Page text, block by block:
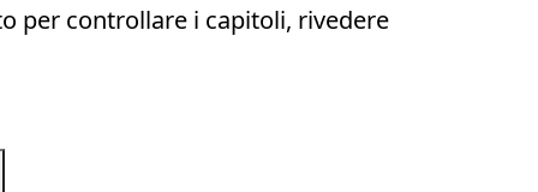
per controllare i capitoli, rivedere